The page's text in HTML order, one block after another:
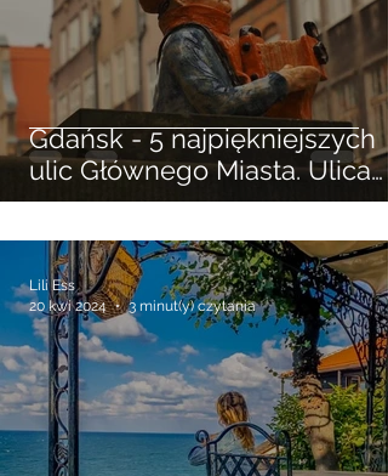
Gdańsk - 5 najpiękniejszych
ulic Głównego Miasta. Ulica
Długa, Piwna, Mariacka ...
Lili Ess
20 kwi 2024
3 minut(y) czytania